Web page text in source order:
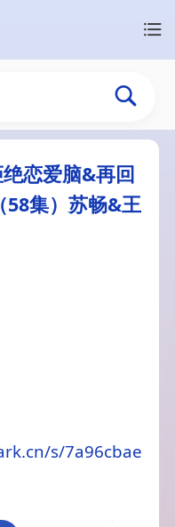
恋爱脑&再回
58集）苏畅&王
s/7a96cbae